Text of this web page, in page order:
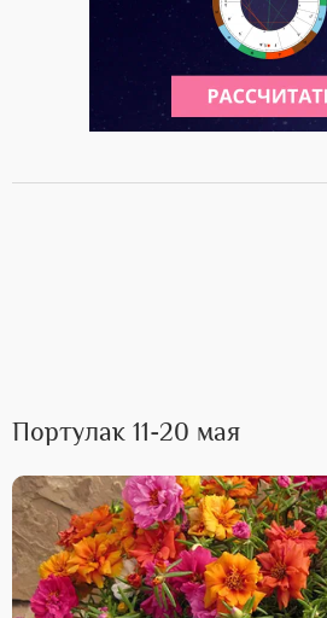
Портулак 11-20 мая